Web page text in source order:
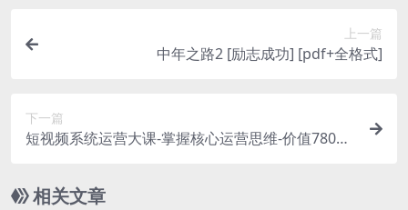
上一篇
中年之路2 [ 励志成功] [pdf+全格式]
下一篇
短视频系统运营大课-掌握核心运营思维-价值7800
相关文章